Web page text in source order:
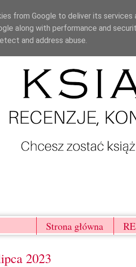
Strona główna
2023
from Google to deliver its
along with performance and
and address abuse.